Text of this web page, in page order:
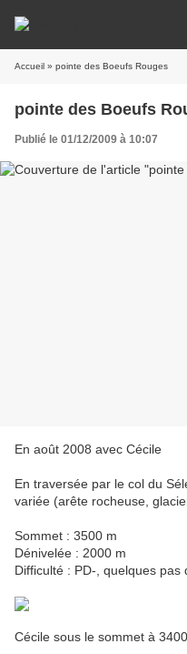
Accueil » pointe des Boeufs Rouges
pointe des Boeufs
Publié le 01/12/2009 à 10:07
En août 2008 avec Cécile
En traversée par le col du
variée (arête rocheuse,
Sommet : 3500 m
Dénivelée : 2000 m
Difficulté : PD-, quelques pas
Cécile sous le sommet à